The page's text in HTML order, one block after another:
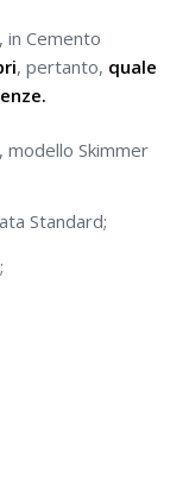
in Cemento
, pertanto, quale
modello Skimmer
Standard;